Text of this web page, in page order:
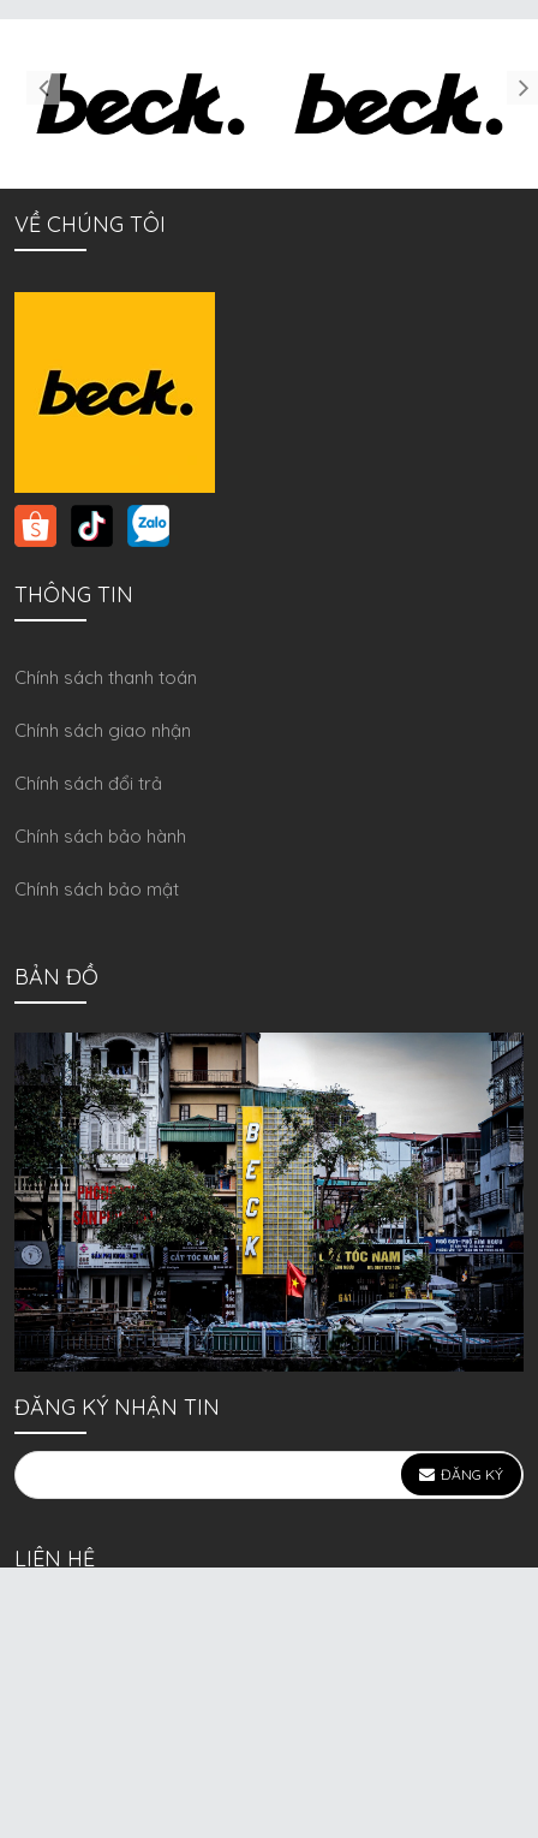
VỀ CHÚNG TÔI
THÔNG TIN
Chính sách thanh toán
Chính sách giao nhận
Chính sách đổi trả
Chính sách bảo hành
Chính sách bảo mật
BẢN ĐỒ
ĐĂNG KÝ NHẬN TIN
ĐĂNG KÝ
LIÊN HỆ